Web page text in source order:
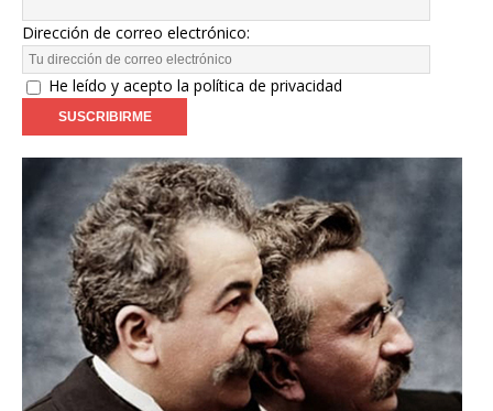
Dirección de correo electrónico:
He leído y acepto la política de privacidad